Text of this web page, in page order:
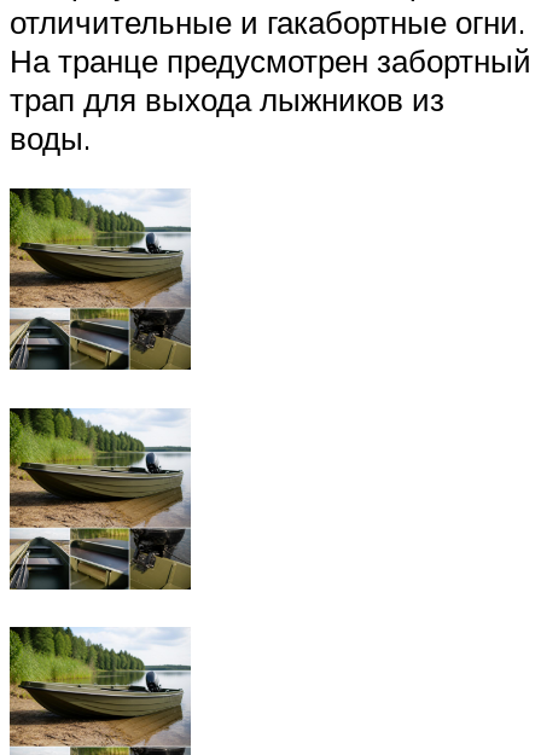
отличительные и гакабортные огни.
На транце предусмотрен забортный
трап для выхода лыжников из
воды.